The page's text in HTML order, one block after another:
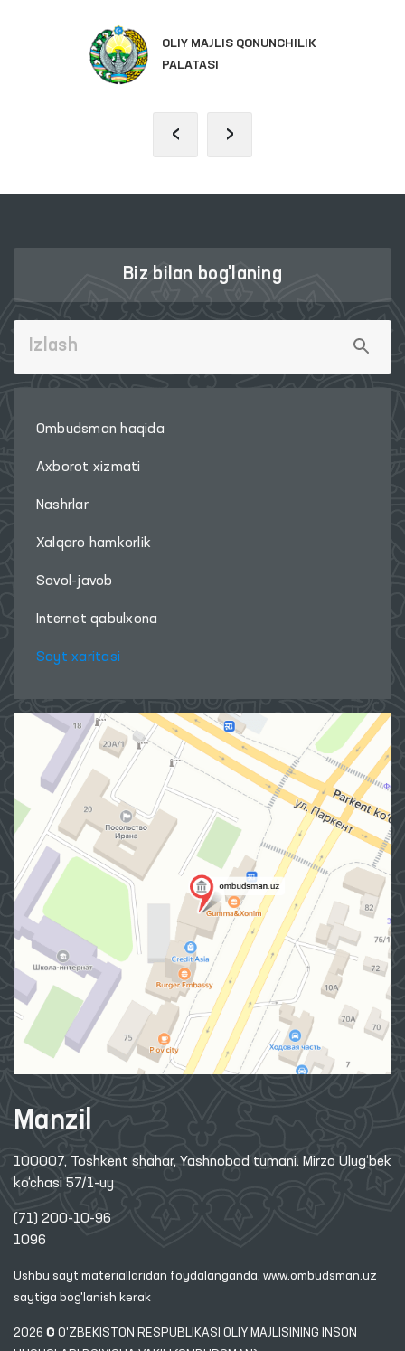
OLIY MAJLIS QONUNCHILIK
PALATASI
‹ ›
Biz bilan bog'laning
Ombudsman haqida
Axborot xizmati
Nashrlar
Xalqaro hamkorlik
Savol-javob
Internet qabulxona
Sayt xaritasi
Manzil
100007, Toshkent shahar, Yashnobod tumani. Mirzo Ulug‘bek
ko‘chasi 57/1-uy
(71) 200-10-96
1096
Ushbu sayt materiallaridan foydalanganda, www.ombudsman.uz
saytiga bog'lanish kerak
2026 © O'ZBEKISTON RESPUBLIKASI OLIY MAJLISINING INSON